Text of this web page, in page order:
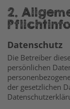
2.
Datenschutz
Die Betreiber
persönlichen
der gesetzlichen